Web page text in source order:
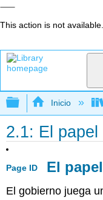
This action is not available.
Expandir/
Inicio
2.1: El
Page ID El
El gobierno juega